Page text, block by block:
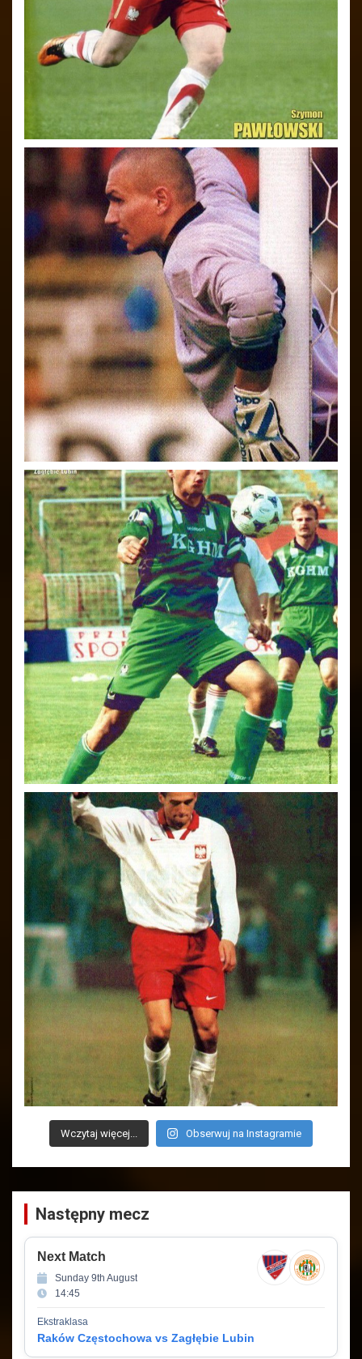
Wczytaj więcej... Obserwuj na Instagramie
Następny mecz
Next Match
Sunday 9th August
14:45
Ekstraklasa
Raków Częstochowa vs Zagłębie Lubin